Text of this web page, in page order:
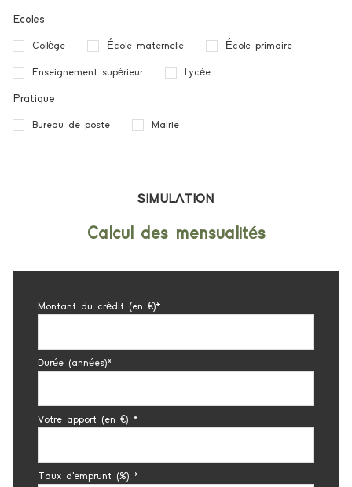
Ecoles
Collège École maternelle École primaire
Enseignement supérieur Lycée
Pratique
Bureau de poste Mairie
SIMULATION
Calcul des mensualités
Montant du crédit (en €)*
Durée (années)*
Votre apport (en €) *
Taux d'emprunt (%) *